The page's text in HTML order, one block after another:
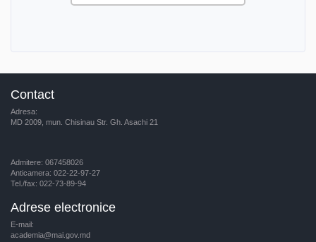
Contact
Adresa:
MD 2009, mun. Chisinau Str. Gh. Asachi 21
Admitere: 067458026
Anticamera: 022-22-97-27
Tel./fax: 022-73-89-94
Adrese electronice
E-mail:
academia@mai.gov.md